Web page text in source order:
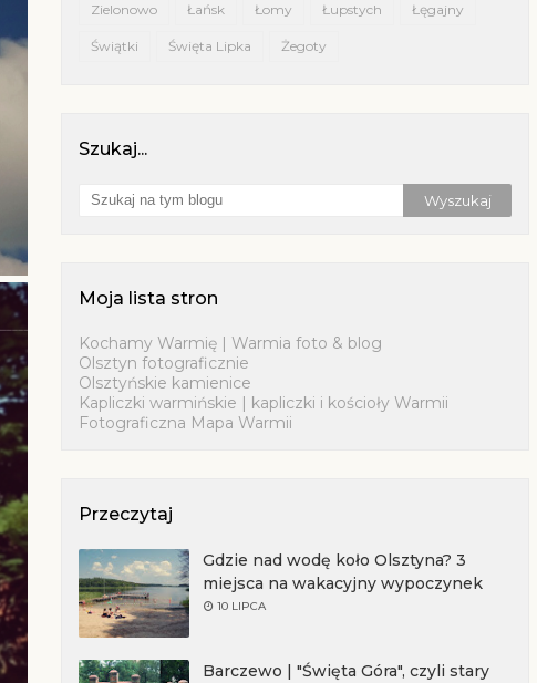
Zielonowo Łańsk Łomy Łupstych Łęgajny
Świątki Święta Lipka Żegoty
Szukaj...
Moja lista stron
Kochamy Warmię | Warmia foto & blog
Olsztyn fotograficznie
Olsztyńskie kamienice
Kapliczki warmińskie | kapliczki i kościoły Warmii
Fotograficzna Mapa Warmii
Przeczytaj
Gdzie nad wodę koło Olsztyna? 3
miejsca na wakacyjny wypoczynek
10 LIPCA
Barczewo | "Święta Góra", czyli stary